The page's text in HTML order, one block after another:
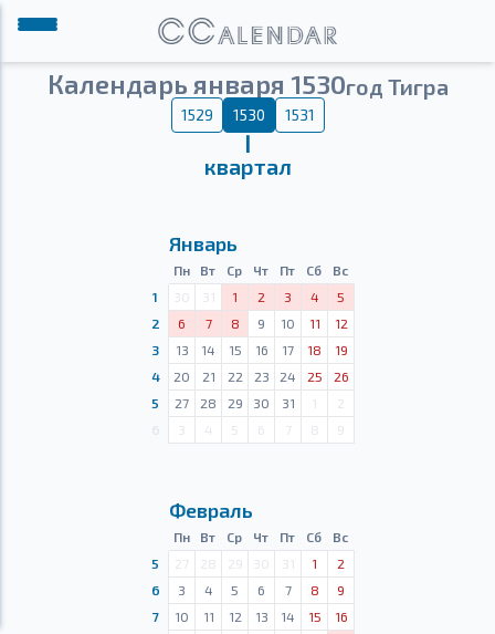
Календарь января 1530год Тигра
1529 1530 1531
Ⅰ
квартал
Январь
Пн Вт Ср Чт Пт Сб
Вс
1
30 31 1 2 3 4
5
2
6 7 8 9 10 11
12
3
13 14 15 16 17 18
19
4
20 21 22 23 24 25
26
5
27 28 29 30 31 1
2
3 4 5 6 7 8 9
Февраль
Пн Вт Ср Чт Пт Сб
Вс
5
27 28 29 30 31 1
2
6
3 4 5 6 7 8
9
7
10 11 12 13 14 15
16